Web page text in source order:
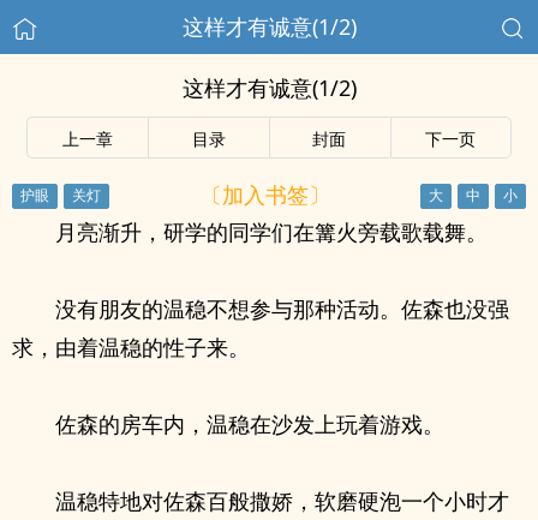
这样才有诚意(1/2)
这样才有诚意(1/2)
上一章 目录 封面 下一页
〔加入书签〕
月亮渐升，研学的同学们在篝火旁载歌载舞。
没有朋友的温稳不想参与那种活动。佐森也没强
求，由着温稳的性子来。
佐森的房车内，温稳在沙发上玩着游戏。
温稳特地对佐森百般撒娇，软磨硬泡一个小时才